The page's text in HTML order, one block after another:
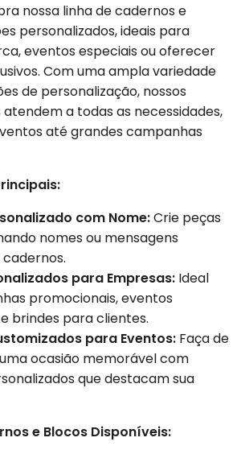
nossa linha de cadernos e
personalizados, ideais para
eventos especiais ou oferecer
Com uma ampla variedade
de personalização, nossos
a todas as necessidades,
até grandes campanhas
com Nome:Crie peças
nomes ou mensagens
para Empresas: Ideal
promocionais, eventos
brindes para clientes.
para Eventos: Faça de
ocasião memorável com
que destacam sua
e Blocos Disponíveis: